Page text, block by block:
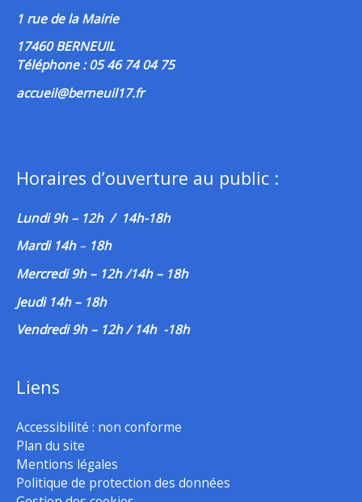
1 rue de la Mairie
17460 BERNEUIL
Téléphone : 05 46 74 04 75
accueil@berneuil17.fr
Horaires d’ouverture au public :
Lundi 9h – 12h / 14h-18h
Mardi 14h– 18h
Mercredi 9h – 12h /14h – 18h
Jeudi 14h – 18h
Vendredi 9h – 12h / 14h -18h
Liens
Accessibilité : non conforme
Plan du site
Mentions légales
Politique de protection des données